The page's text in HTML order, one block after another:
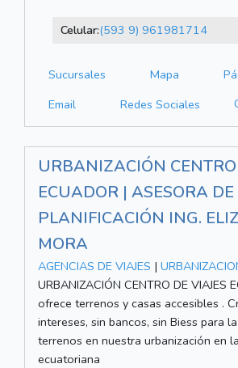
Celular:(593 9) 961981714
Sucursales Mapa
Email
Redes Sociales
URBANIZACIÓN
ECUADOR | ASESORA DE
PLANIFICACIÓN ING.
MORA
AGENCIAS DE VIAJES |
URBANIZACIÓN CENTRO DE VIAJES
ofrece terrenos y casas accesibles .
intereses, sin bancos, sin Biess para
terrenos en nuestra urbanización en
ecuatoriana